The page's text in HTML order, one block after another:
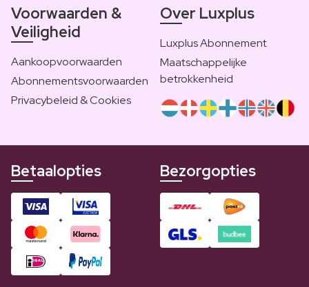
Voorwaarden &
Veiligheid
Aankoopvoorwaarden
Abonnementsvoorwaarden
Privacybeleid & Cookies
Over Luxplus
Luxplus Abonnement
Maatschappelijke
betrokkenheid
Betaalopties Bezorgopties